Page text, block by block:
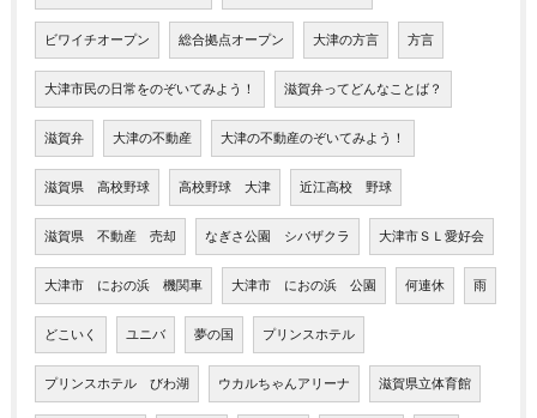
ビワイチオープン 総合拠点オープン 大津の方言 方言
大津市民の日常をのぞいてみよう！ 滋賀弁ってどんなことば？
滋賀弁 大津の不動産 大津の不動産のぞいてみよう！
滋賀県 高校野球 高校野球 大津 近江高校 野球
滋賀県 不動産 売却 なぎさ公園 シバザクラ 大津市ＳＬ愛好会
大津市 におの浜 機関車 大津市 におの浜 公園 何連休 雨
どこいく ユニバ 夢の国 プリンスホテル
プリンスホテル びわ湖 ウカルちゃんアリーナ 滋賀県立体育館